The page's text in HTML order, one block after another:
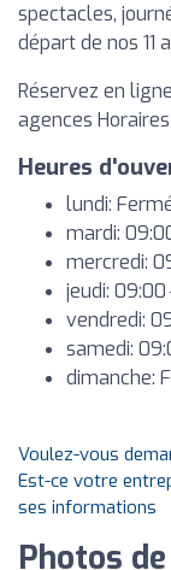
spectacles,
départ de nos 11
Réservez en
agences
Heures
lundi:
mardi:
mercredi:
jeudi: 09:00
vendredi:
samedi:
dimanche:
Voulez-vous
Est-ce votre
ses informations
Photos